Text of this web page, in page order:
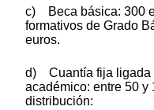
c) Beca básica: 300
formativos de Grado
euros.
d) Cuantía fija ligada
académico: entre 50 y
distribución: